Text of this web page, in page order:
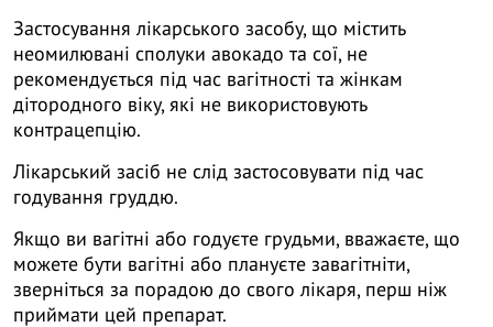
Застосування лікарського засобу, що містить
неомилювані сполуки авокадо та сої, не
рекомендується під час вагітності та жінкам
дітородного віку, які не використовують
контрацепцію.
Лікарський засіб не слід застосовувати під час
годування груддю.
Якщо ви вагітні або годуєте грудьми, вважаєте, що
можете бути вагітні або плануєте завагітніти,
зверніться за порадою до свого лікаря, перш ніж
приймати цей препарат.